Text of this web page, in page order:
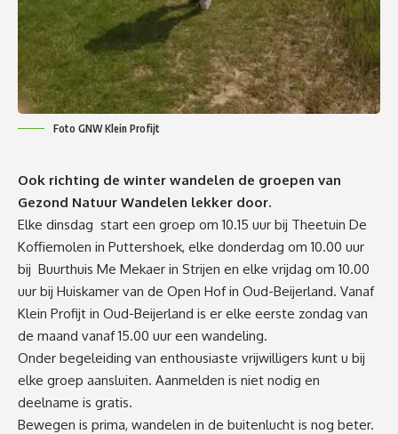
Foto GNW Klein Profijt
Ook richting de winter wandelen de groepen van
Gezond Natuur Wandelen lekker door.
Elke dinsdag start een groep om 10.15 uur bij Theetuin De
Koffiemolen in Puttershoek, elke donderdag om 10.00 uur
bij Buurthuis Me Mekaer in Strijen en elke vrijdag om 10.00
uur bij Huiskamer van de Open Hof in Oud-Beijerland. Vanaf
Klein Profijt in Oud-Beijerland is er elke eerste zondag van
de maand vanaf 15.00 uur een wandeling.
Onder begeleiding van enthousiaste vrijwilligers kunt u bij
elke groep aansluiten. Aanmelden is niet nodig en
deelname is gratis.
Bewegen is prima, wandelen in de buitenlucht is nog beter.